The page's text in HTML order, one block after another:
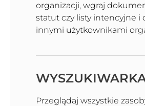
organizacji, wgraj
statut czy listy intencyjne i
innymi użytkownikami
Przeglądaj wszystkie